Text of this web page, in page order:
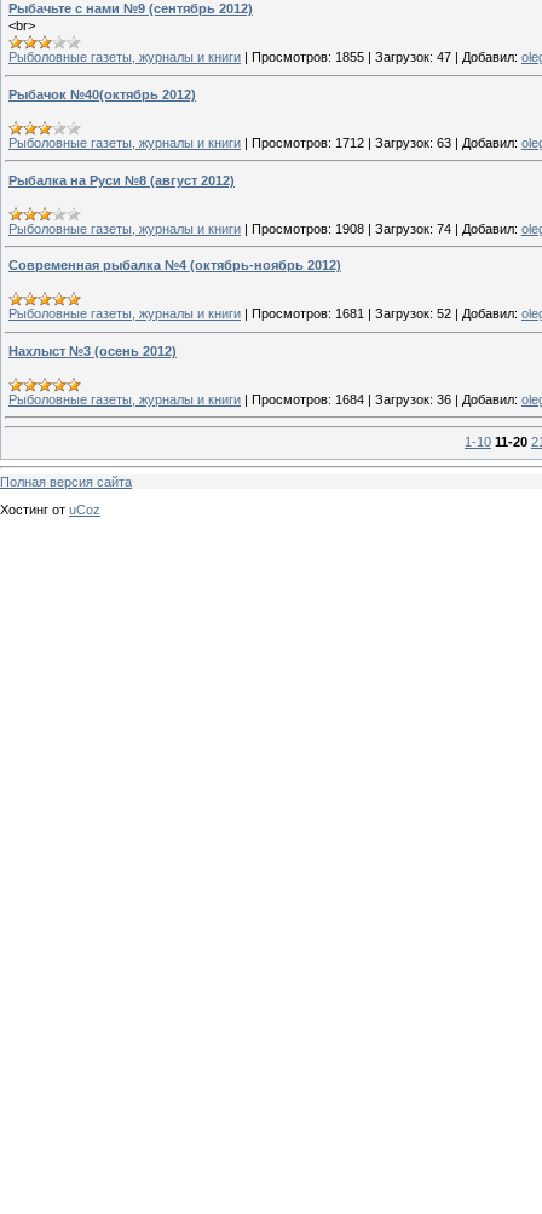
Рыбачьте с нами №9 (сентябрь 2012)
<br>
Рыболовные газеты, журналы и книги Просмотров: 1855 Загрузок: 47 Добавил:
Рыбачок №40(октябрь 2012)
Рыболовные газеты, журналы и книги | Просмотров: 1712 | Загрузок: 63 | Добавил:
Рыбалка на Руси №8 (август 2012)
Рыболовные газеты, журналы и книги | Просмотров: 1908 | Загрузок: 74 | Добавил:
Современная рыбалка №4 (октябрь-ноябрь 2012)
Рыболовные газеты, журналы и книги | Просмотров: 1681 | Загрузок: 52 | Добавил:
Нахлыст №3 (осень 2012)
Рыболовные газеты, журналы и книги | Просмотров: 1684 | Загрузок: 36 | Добавил:
1-10 11-20
Полная версия сайта
Хостинг от uCoz